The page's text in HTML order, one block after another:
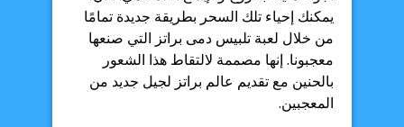
يمكنك إحياء تلك السحر بطريقة جديدة تمامًا
من خلال لعبة تلبيس دمى براتز التي صنعها
معجبونا. إنها مصممة لالتقاط هذا الشعور
بالحنين مع تقديم عالم براتز لجيل جديد من
المعجبين.